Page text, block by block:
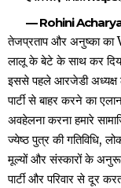
— Rohini
तेजप्रताप और अनुष्का का
लालू के बेटे के साथ कर
इससे पहले आरजेडी अध्यक्ष
पार्टी से बाहर करने का
अवहेलना करना हमारे
ज्येष्ठ पुत्र की गतिविधि,
मूल्यों और संस्कारों के
पार्टी और परिवार से दूर